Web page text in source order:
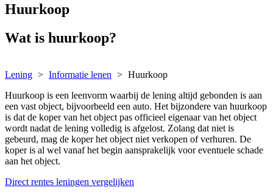
Huurkoop
Wat is huurkoop?
Lening Informatie lenen
Huurkoop
Huurkoop is een leenvorm waarbij de lening altijd gebonden is aan
een vast object, bijvoorbeeld een auto. Het bijzondere van huurkoop
is dat de koper van het object pas officieel eigenaar van het object
wordt nadat de lening volledig is afgelost. Zolang dat niet is
gebeurd, mag de koper het object niet verkopen of verhuren. De
koper is al wel vanaf het begin aansprakelijk voor eventuele schade
aan het object.
Direct rentes leningen vergelijken